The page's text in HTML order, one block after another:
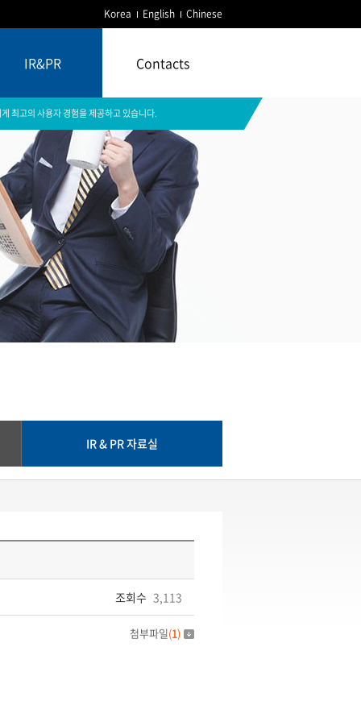
Korea English Chinese
IR&PR Contacts
최고의 사용자 경험을 제공하고 있습니다.
IR & PR 자료실
조회수 3,113
첨부파일(1)